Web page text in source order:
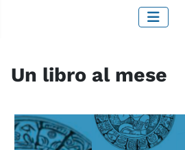
Un libro al mese